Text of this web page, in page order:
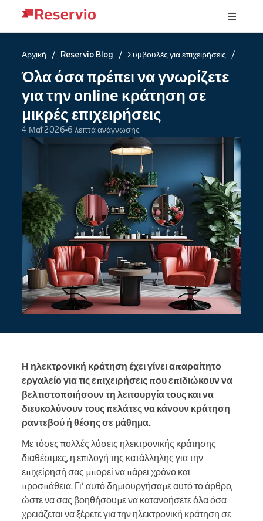
Αρχική / Reservio Blog / Συμβουλές για επιχειρήσεις /
Όλα όσα πρέπει να γνωρίζετε
για την online κράτηση σε
μικρές επιχειρήσεις
4 Μαΐ 2026 6 λεπτά ανάγνωσης
Η ηλεκτρονική κράτηση έχει γίνει απαραίτητο
εργαλείο για τις επιχειρήσεις που επιδιώκουν να
βελτιστοποιήσουν τη λειτουργία τους και να
διευκολύνουν τους πελάτες να κάνουν κράτηση
ραντεβού ή θέσης σε μάθημα.
Με τόσες πολλές λύσεις ηλεκτρονικής κράτησης
διαθέσιμες, η επιλογή της κατάλληλης για την
επιχείρησή σας μπορεί να πάρει χρόνο και
προσπάθεια. Γι’ αυτό δημιουργήσαμε αυτό το άρθρο,
ώστε να σας βοηθήσουμε να κατανοήσετε όλα όσα
χρειάζεται να ξέρετε για την ηλεκτρονική κράτηση σε